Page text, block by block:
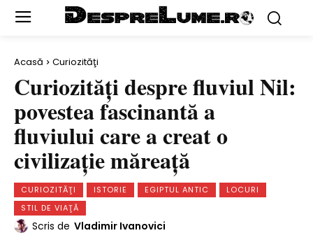
Acasă Curiozităţi
Curiozităţi despre fluviul Nil:
povestea fascinantă a
fluviului care a creat o
civilizaţie măreaţă
CURIOZITĂŢI ISTORIE EGIPTUL ANTIC
LOCURI
STIL DE VIAŢĂ
Scris de Vladimir Ivanovici